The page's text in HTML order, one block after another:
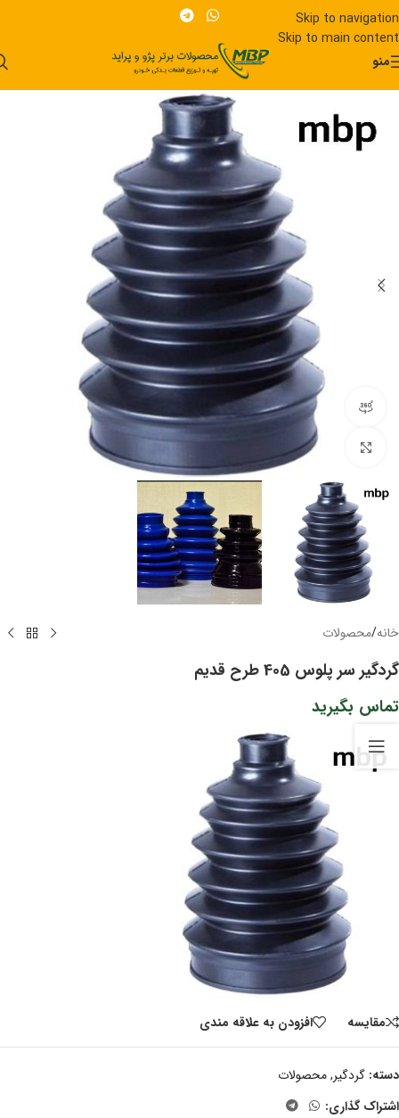
Skip to navigation
Skip to main content
منو
مشاهده 360 درجه
برای بزرگنمایی کلیک کنید
خانه/محصولات
گردگیر سر پلوس 405 طرح قدیم
تماس بگیرید
مقايسه افزودن به علاقه مندی
دسته: گردگیر,محصولات
اشتراک گذاری: